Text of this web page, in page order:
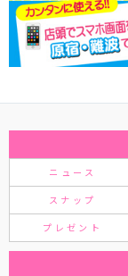
ニュース
スナップ
プレゼント